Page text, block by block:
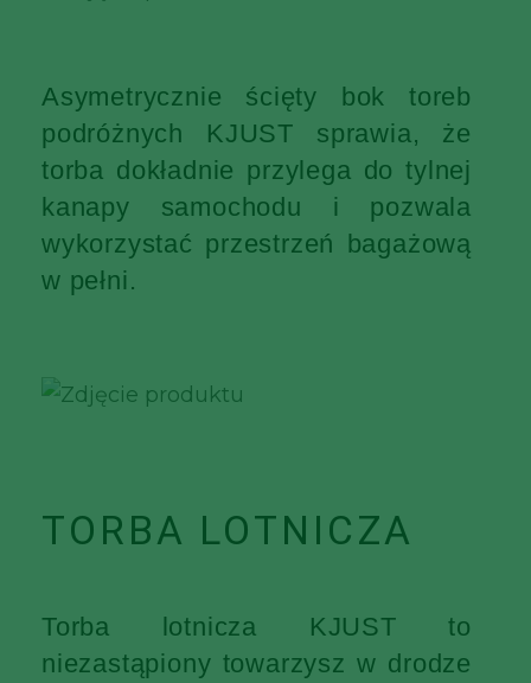
Asymetrycznie ścięty bok toreb
podróżnych KJUST sprawia, że
torba dokładnie przylega do tylnej
kanapy samochodu i pozwala
wykorzystać przestrzeń bagażową
w pełni.
TORBA LOTNICZA
Torba lotnicza KJUST to
niezastąpiony towarzysz w drodze